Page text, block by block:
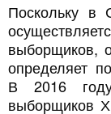
Поскольку в
выборщиков,
определяет
В 2016
выборщиков